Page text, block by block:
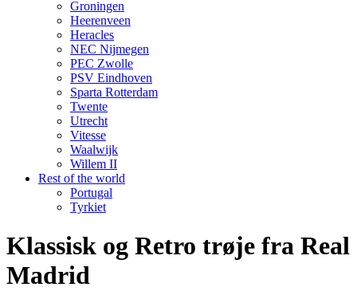
Groningen
Heerenveen
Heracles
NEC Nijmegen
PEC Zwolle
PSV Eindhoven
Sparta Rotterdam
Twente
Utrecht
Vitesse
Waalwijk
Willem II
Rest of the world
Portugal
Tyrkiet
Klassisk og Retro trøje fra Real
Madrid